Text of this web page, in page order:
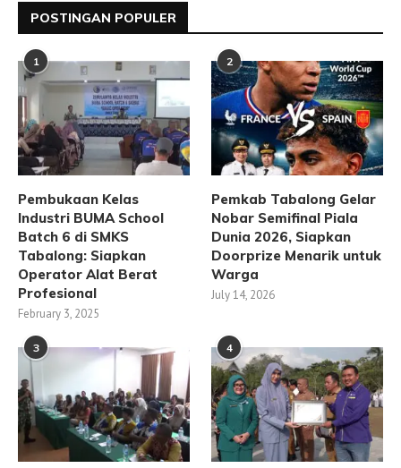
POSTINGAN POPULER
1
Pembukaan Kelas
Industri BUMA School
Batch 6 di SMKS
Tabalong: Siapkan
Operator Alat Berat
Profesional
February 3, 2025
2
Pemkab Tabalong Gelar
Nobar Semifinal Piala
Dunia 2026, Siapkan
Doorprize Menarik untuk
Warga
July 14, 2026
3 4